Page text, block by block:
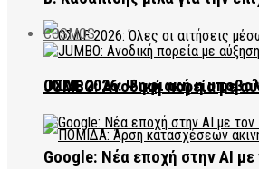
ΟΣΔΕ 2026: Ψηφιακή η
COSMOS
JUMBO: Ανοδική πορεία με
Google: Νέα εποχή στην AI